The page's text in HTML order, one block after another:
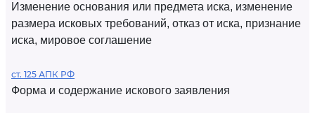
Изменение основания или предмета иска, изменение
размера исковых требований, отказ от иска, признание
иска, мировое соглашение
ст. 125 АПК РФ
Форма и содержание искового заявления